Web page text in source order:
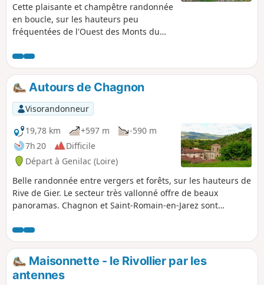
Cette plaisante et champêtre randonnée
en boucle, sur les hauteurs peu
fréquentées de l'Ouest des Monts du
de la Coise et de ses affluents. Elle
débute au charmant bourg de l'Aubépin
pour se rendre à l'imposant Château de
Lafay et traverse le village de Larajasse
puis vadrouille à travers champs et
forêts à la rencontre de fermes isolées
et de paisibles petits hameaux,
Vaudragon, la Valletière, Chazette, les
Granges, le Terron, la Grange Bruyère,
Gouttenoire, Moulin Vaudray, la Chèvre,
la Lardière, la Rivoire, les Grandes
Bruyères, Croix Galant et après ce grand
bol d'air retrouve l'Aubépin.
Autours de Chagnon
Visorandonneur
19,78 km
+597 m
-590 m
7h 20
Difficile
Départ à Genilac (Loire)
Belle randonnée entre vergers et forêts, sur les hauteurs de
Rive de Gier. Le secteur très vallonné offre de beaux
panoramas. Chagnon et Saint-Romain-en-Jarez sont
Maisonnette - le Rivollier par les
antennes